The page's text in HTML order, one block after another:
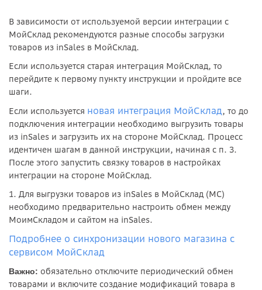
В зависимости от используемой версии интеграции с
МойСклад рекомендуются разные способы загрузки
товаров из inSales в МойСклад.
Если используется старая интеграция МойСклад, то
перейдите к первому пункту инструкции и пройдите все
шаги.
Если используется новая интеграция МойСклад, то до
подключения интеграции необходимо выгрузить товары
из inSales и загрузить их на стороне МойСклад. Процесс
идентичен шагам в данной инструкции, начиная с п. 3.
После этого запустить связку товаров в настройках
интеграции на стороне МойСклад.
1. Для выгрузки товаров из inSales в МойСклад (МС)
необходимо предварительно настроить обмен между
МоимСкладом и сайтом на inSales.
Подробнее о синхронизации нового магазина с
сервисом МойСклад
Важно: обязательно отключите периодический обмен
товарами и включите создание модификаций товара в